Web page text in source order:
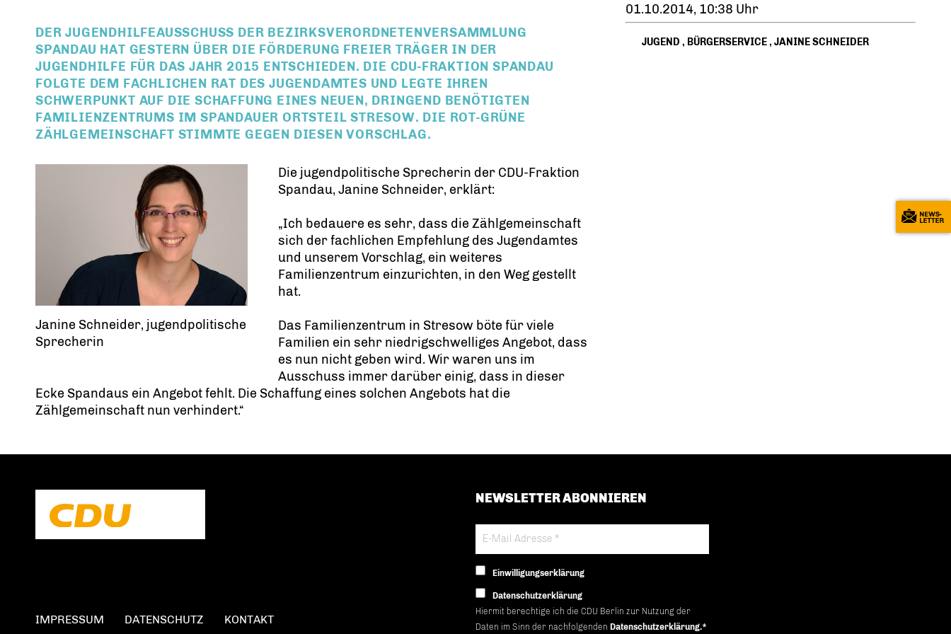
DER JUGENDHILFEAUSSCHUSS DER BEZIRKSVERORDNETENVERSAMMLUNG
SPANDAU HAT GESTERN ÜBER DIE FÖRDERUNG FREIER TRÄGER IN DER
JUGENDHILFE FÜR DAS JAHR 2015 ENTSCHIEDEN. DIE CDU-FRAKTION SPANDAU
FOLGTE DEM FACHLICHEN RAT DES JUGENDAMTES UND LEGTE IHREN
SCHWERPUNKT AUF DIE SCHAFFUNG EINES NEUEN, DRINGEND BENÖTIGTEN
FAMILIENZENTRUMS IM SPANDAUER ORTSTEIL STRESOW. DIE ROT-GRÜNE
ZÄHLGEMEINSCHAFT STIMMTE GEGEN DIESEN VORSCHLAG.
Janine Schneider, jugendpolitische
Sprecherin
Die jugendpolitische Sprecherin der CDU-Fraktion
Spandau, Janine Schneider, erklärt:
Ich bedauere es sehr, dass die Zählgemeinschaft
sich der fachlichen Empfehlung des Jugendamtes
und unserem Vorschlag, ein weiteres
Familienzentrum einzurichten, in den Weg gestellt
hat.
Das Familienzentrum in Stresow böte für viele
Familien ein sehr niedrigschwelliges Angebot, dass
es nun nicht geben wird. Wir waren uns im
Ausschuss immer darüber einig, dass in dieser
Ecke Spandaus ein Angebot fehlt. Die Schaffung eines solchen Angebots hat die
Zählgemeinschaft nun verhindert.“
01.10.2014, 10:38 Uhr
JUGEND , BÜRGERSERVICE,JANINE SCHNEIDER
IMPRESSUM DATENSCHUTZ KONTAKT
NEWSLETTER ABONNIEREN
Einwilligungserklärung
Datenschutzerklärung
Hiermit berechtige ich die CDU Berlin zur Nutzung der
Daten im Sinn der nachfolgenden Datenschutzerklärung.*